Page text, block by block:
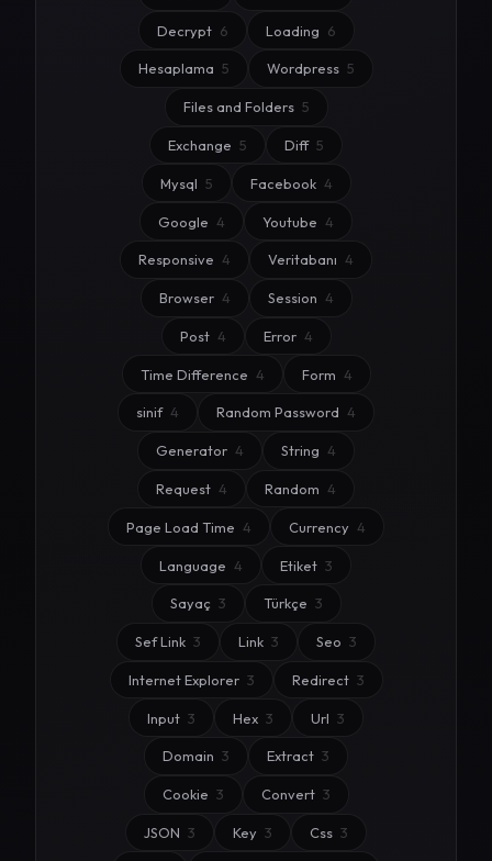
Decrypt 6 Loading 6
Hesaplama 5 Wordpress 5
Files and Folders 5
Exchange 5 Diff 5
Mysql 5 Facebook 4
Google 4 Youtube 4
Responsive 4 Veritabanı 4
Browser 4 Session 4
Post 4 Error 4
Time Difference 4 Form 4
sinif 4 Random Password 4
Generator 4 String 4
Request 4 Random 4
Page Load Time 4 Currency 4
Language 4 Etiket 3
Sayaç 3 Türkçe 3
Sef Link 3 Link 3 Seo 3
Internet Explorer 3 Redirect 3
Input 3 Hex 3 Url 3
Domain 3 Extract 3
Cookie 3 Convert 3
JSON 3 Key 3 Css 3